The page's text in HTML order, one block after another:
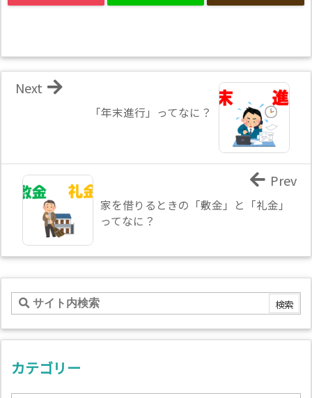
「年末進行」ってなに？
Next
家を借りるときの「敷金」と「礼金」
ってなに？
Prev
カテゴリー